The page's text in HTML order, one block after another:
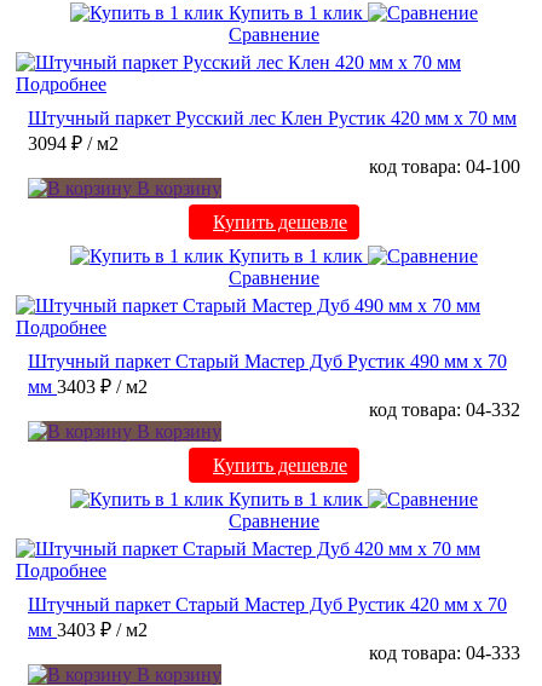
Купить в 1 клик
Сравнение
Подробнее
Штучный паркет Русский лес Клен Рустик 420 мм х 70 мм
3094 ₽ / м2
код товара: 04-100
В корзину
Купить дешевле
Купить в 1 клик
Сравнение
Подробнее
Штучный паркет Старый Мастер Дуб Рустик 490 мм х 70
мм 3403 ₽ / м2
код товара: 04-332
В корзину
Купить дешевле
Купить в 1 клик
Сравнение
Подробнее
Штучный паркет Старый Мастер Дуб Рустик 420 мм х 70
мм 3403 ₽ / м2
код товара: 04-333
В корзину